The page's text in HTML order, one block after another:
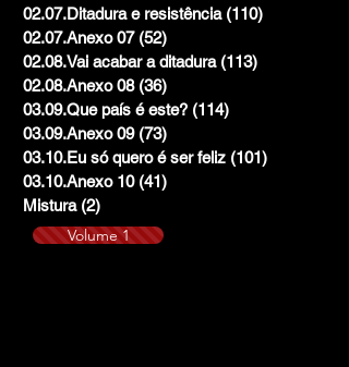
02.07.Ditadura e resistência (110)
02.07.Anexo 07 (52)
02.08.Vai acabar a ditadura (113)
02.08.Anexo 08 (36)
03.09.Que país é este? (114)
03.09.Anexo 09 (73)
03.10.Eu só quero é ser feliz (101)
03.10.Anexo 10 (41)
Mistura (2)
Volume 1